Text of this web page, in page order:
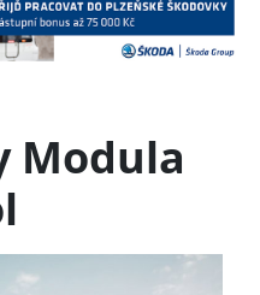
Modula